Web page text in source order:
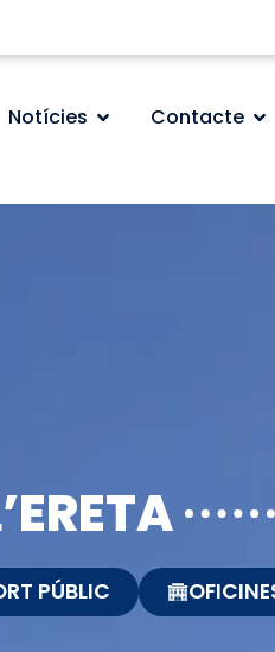
Notícies Contacte
PÚBLIC